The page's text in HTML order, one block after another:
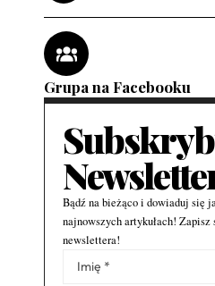
Grupa na Facebooku
Bądź na bieżąco i dowiaduj się
najnowszych artykułach! Zapisz
newslettera!
Alternative: